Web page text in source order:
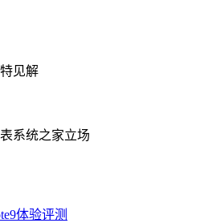
见解
系统之家立场
体验评测